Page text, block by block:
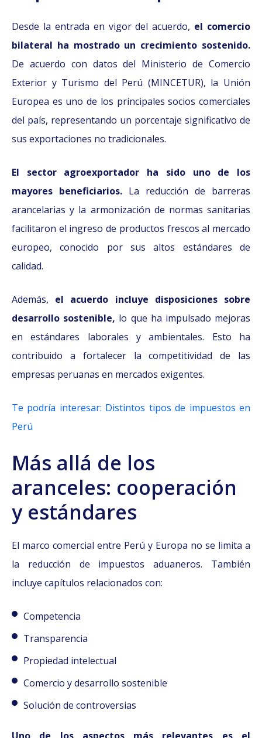
Desde la entrada en vigor del acuerdo, el comercio
bilateral ha mostrado un crecimiento sostenido.
De acuerdo con datos del Ministerio de Comercio
Exterior y Turismo del Perú (MINCETUR), la Unión
Europea es uno de los principales socios comerciales
del país, representando un porcentaje significativo de
sus exportaciones no tradicionales.
El sector agroexportador ha sido uno de los
mayores beneficiarios. La reducción de barreras
arancelarias y la armonización de normas sanitarias
facilitaron el ingreso de productos frescos al mercado
europeo, conocido por sus altos estándares de
calidad.
Además, el acuerdo incluye disposiciones sobre
desarrollo sostenible, lo que ha impulsado mejoras
en estándares laborales y ambientales. Esto ha
contribuido a fortalecer la competitividad de las
empresas peruanas en mercados exigentes.
Te podría interesar: Distintos tipos de impuestos en
Perú
Más allá de los
aranceles: cooperación
y estándares
El marco comercial entre Perú y Europa no se limita a
la reducción de impuestos aduaneros. También
incluye capítulos relacionados con:
Competencia
Transparencia
Propiedad intelectual
Comercio y desarrollo sostenible
Solución de controversias